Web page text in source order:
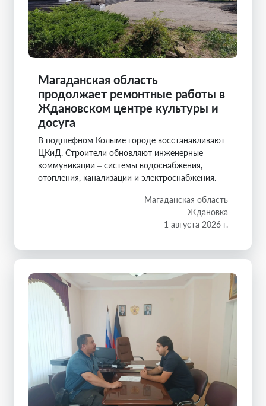
Магаданская область
продолжает ремонтные работы в
Ждановском центре культуры и
досуга
В подшефном Колыме городе восстанавливают
ЦКиД. Строители обновляют инженерные
коммуникации – системы водоснабжения,
отопления, канализации и электроснабжения.
Магаданская область
Ждановка
1 августа 2026 г.